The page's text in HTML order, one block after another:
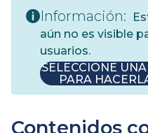
Información:
aún no es visible
usuarios.
SELECCIONE
PARA
Contenidos